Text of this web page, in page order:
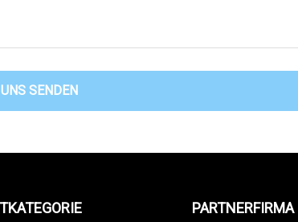
SENDEN
PARTNERFIRMA